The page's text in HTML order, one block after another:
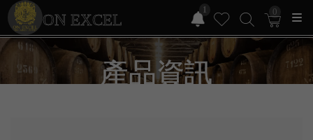
ON EXCEL
1 0
產品資訊